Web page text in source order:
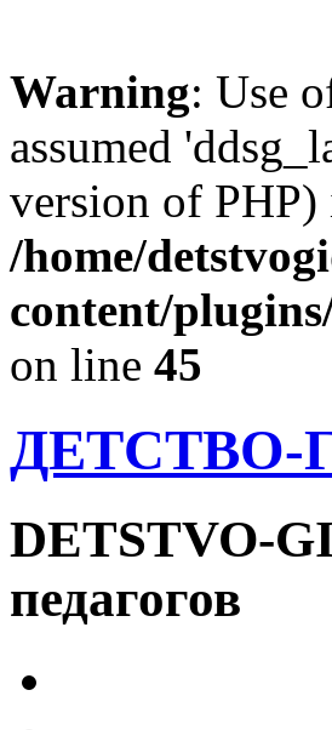
Warning: Use
assumed
version of PHP)
/home/
content/
on line 45
ДЕТСТВО-
DETSTVO-
педагогов